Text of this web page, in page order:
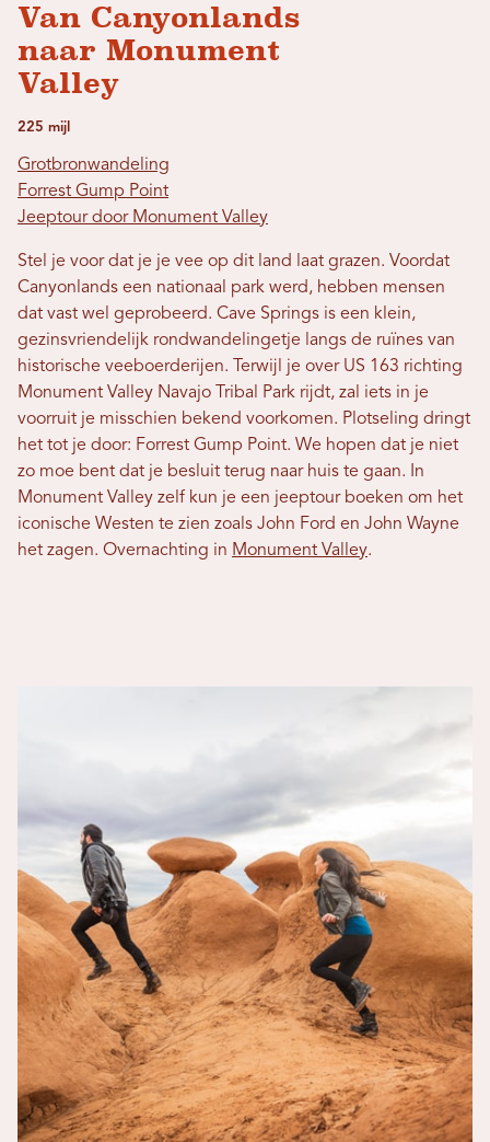
Van Canyonlands
naar Monument
Valley
225 mijl
Grotbronwandeling
Forrest Gump Point
Jeeptour door Monument Valley
Stel je voor dat je je vee op dit land laat grazen. Voordat
Canyonlands een nationaal park werd, hebben mensen
dat vast wel geprobeerd. Cave Springs is een klein,
gezinsvriendelijk rondwandelingetje langs de ruïnes van
historische veeboerderijen. Terwijl je over US 163 richting
Monument Valley Navajo Tribal Park rijdt, zal iets in je
voorruit je misschien bekend voorkomen. Plotseling dringt
het tot je door: Forrest Gump Point. We hopen dat je niet
zo moe bent dat je besluit terug naar huis te gaan. In
Monument Valley zelf kun je een jeeptour boeken om het
iconische Westen te zien zoals John Ford en John Wayne
het zagen. Overnachting in Monument Valley.